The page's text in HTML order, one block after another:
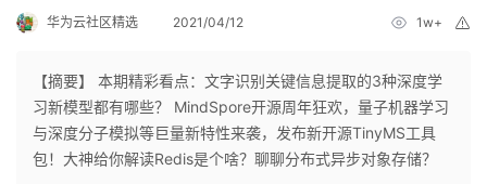
个
人
我
华为云社区精选 2021/04/12 1w+
【摘要】 本期精彩看点：文字识别关键信息提取的3种深度学
习新模型都有哪些？ MindSpore开源周年狂欢，量子机器学习
与深度分子模拟等巨量新特性来袭，发布新开源TinyMS工具
包！大神给你解读Redis是个啥？聊聊分布式异步对象存储？